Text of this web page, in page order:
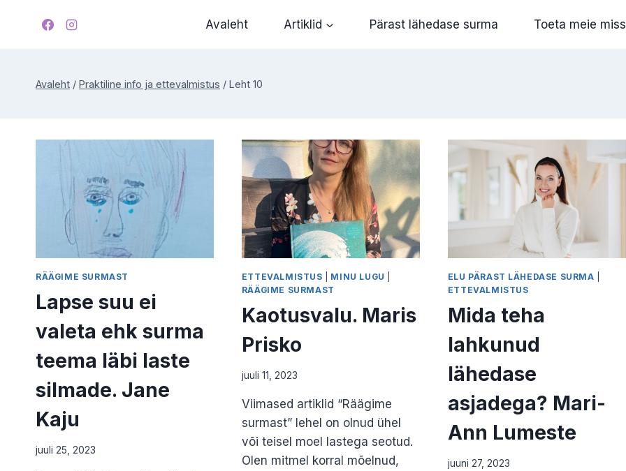
Avaleht Artiklid Pärast lähedase surma Toeta meie
Avaleht / Praktiline info ja ettevalmistus / Leht 10
RÄÄGIME SURMAST
Lapse suu ei
valeta ehk surma
teema läbi laste
silmade. Jane
Kaju
juuli 25, 2023
ETTEVALMISTUS MINU LUGU
RÄÄGIME SURMAST
Kaotusvalu. Maris
Prisko
juuli 11, 2023
Viimased artiklid “Räägime
surmast” lehel on olnud ühel
või teisel moel lastega seotud.
Olen mitmel korral mõelnud,
ELU PÄRAST LÄHEDASE SURMA
ETTEVALMISTUS
Mida teha
lahkunud
lähedase
asjadega? Mari-
Ann Lumeste
juuni 27, 2023